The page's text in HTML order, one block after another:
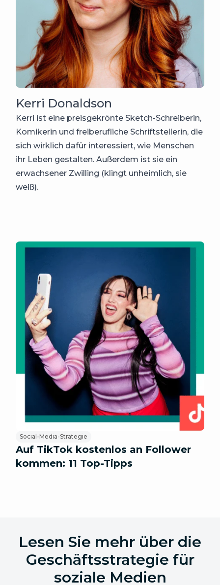
Kerri Donaldson
Kerri ist eine preisgekrönte Sketch-Schreiberin,
Komikerin und freiberufliche Schriftstellerin, die
sich wirklich dafür interessiert, wie Menschen
ihr Leben gestalten. Außerdem ist sie ein
erwachsener Zwilling (klingt unheimlich, sie
weiß).
Social-Media-Strategie
Auf TikTok kostenlos an Follower
kommen: 11 Top-Tipps
Lesen Sie mehr über die
Geschäftsstrategie für
soziale Medien